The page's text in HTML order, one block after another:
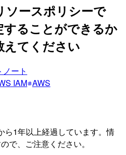
ソースポリシーで
ることができるか
えてください
ート
IAM AWS
ら1年以上経過しています。情
で、ご注意ください。